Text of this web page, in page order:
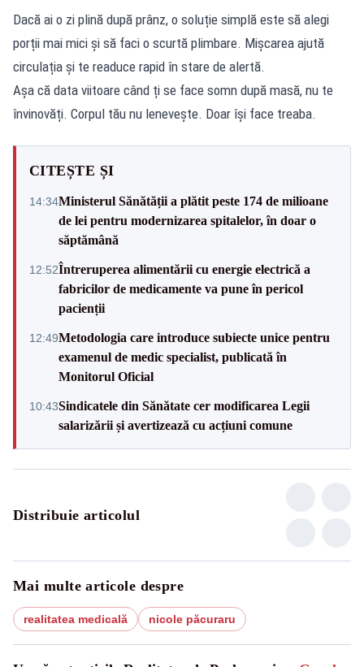
Dacă ai o zi plină după prânz, o soluție simplă este să alegi
porții mai mici și să faci o scurtă plimbare. Mișcarea ajută
circulația și te readuce rapid în stare de alertă.
Așa că data viitoare când ți se face somn după masă, nu te
învinovăți. Corpul tău nu lenevește. Doar își face treaba.
CITEȘTE ȘI
14:34Ministerul Sănătății a plătit peste 174 de milioane
de lei pentru modernizarea spitalelor, în doar o
săptămână
12:52Întreruperea alimentării cu energie electrică a
fabricilor de medicamente va pune în pericol
pacienții
12:49Metodologia care introduce subiecte unice pentru
examenul de medic specialist, publicată în
Monitorul Oficial
10:43Sindicatele din Sănătate cer modificarea Legii
salarizării și avertizează cu acțiuni comune
Distribuie articolul
Mai multe articole despre
realitatea medicală nicole păcuraru